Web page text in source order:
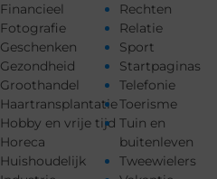
Financieel
Fotografie
Geschenken
Gezondheid
Groothandel
Haartransplantatie
Hobby en vrije tijd
Horeca
Huishoudelijk
Rechten
Relatie
Sport
Startpaginas
Telefonie
Toerisme
Tuin en
buitenleven
Tweewielers